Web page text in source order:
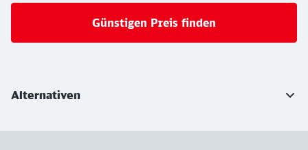
Günstigen Preis finden
Alternativen